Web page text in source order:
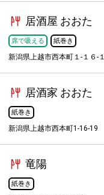
居酒屋 おおた
席で吸える 紙巻き
新潟県上越市西本町１-１６-
居酒家 おおた
紙巻き
新潟県上越市西本町1-16-19
竜陽
紙巻き